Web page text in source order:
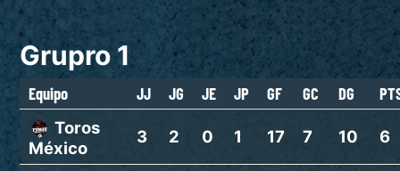
Grupro 1
Equipo JJ JG JE JP GF GC DG
Toros
México
3 2 0 1 17 7 10 6